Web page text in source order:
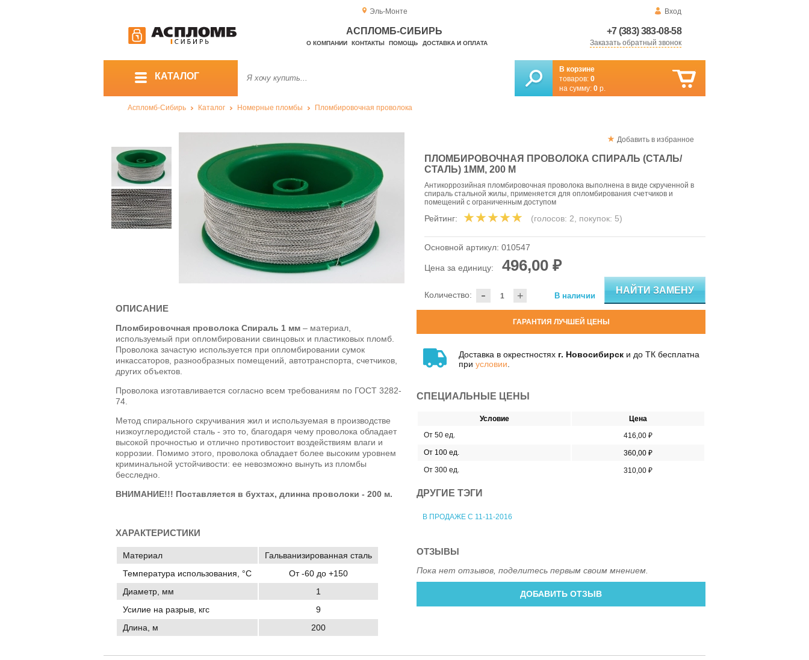
Эль-Монте Вход
+7 (383) 383-08-58
Заказать обратный звонок
АСПЛОМБ-СИБИРЬ
О КОМПАНИИ КОНТАКТЫ ПОМОЩЬ ДОСТАВКА И ОПЛАТА
КАТАЛОГ
В корзине
товаров: 0
на сумму: 0 р.
Аспломб-Сибирь Каталог Номерные пломбы Пломбировочная проволока
Добавить в избранное
ПЛОМБИРОВОЧНАЯ ПРОВОЛОКА СПИРАЛЬ (СТАЛЬ/
СТАЛЬ) 1ММ, 200 М
Антикоррозийная пломбировочная проволока выполнена в виде скрученной в
спираль стальной жилы, применяется для опломбирования счетчиков и
помещений с ограниченным доступом
Рейтинг: (голосов: 2, покупок: 5)
Основной артикул: 010547
Цена за единицу: 496,00 ₽
- +
Количество: В наличии
НАЙТИ ЗАМЕНУ
ГАРАНТИЯ ЛУЧШЕЙ ЦЕНЫ
Доставка в окрестностях г. Новосибирск и до ТК бесплатна
при условии
СПЕЦИАЛЬНЫЕ ЦЕНЫ
Условие
Цена
От 50 ед.
416,00 ₽
От 100 ед.
360,00 ₽
От 300 ед.
310,00 ₽
ДРУГИЕ ТЭГИ
В ПРОДАЖЕ С 11-11-2016
ОПИСАНИЕ
Пломбировочная проволока Спираль 1 мм – материал,
используемый при опломбировании свинцовых и пластиковых пломб.
Проволока зачастую используется при опломбировании сумок
инкассаторов, разнообразных помещений, автотранспорта, счетчиков,
других объектов.
Проволока изготавливается согласно всем требованиям по ГОСТ 3282-
74.
Метод спирального скручивания жил и используемая в производстве
низкоуглеродистой сталь - это то, благодаря чему проволока обладает
высокой прочностью и отлично противостоит воздействиям влаги и
коррозии. Помимо этого, проволока обладает более высоким уровнем
криминальной устойчивости: ее невозможно вынуть из пломбы
бесследно.
ВНИМАНИЕ!!! Поставляется в бухтах, длинна проволоки - 200 м.
ХАРАКТЕРИСТИКИ
Материал
Гальванизированная сталь
Температура использования, °C
От -60 до +150
Диаметр, мм
1
Усилие на разрыв, кгс
9
Длина, м
200
ОТЗЫВЫ
Пока нет отзывов, поделитесь первым своим мнением.
ДОБАВИТЬ ОТЗЫВ